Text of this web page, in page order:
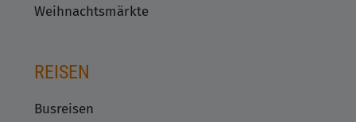
Weihnachtsmärkte
REISEN
Busreisen